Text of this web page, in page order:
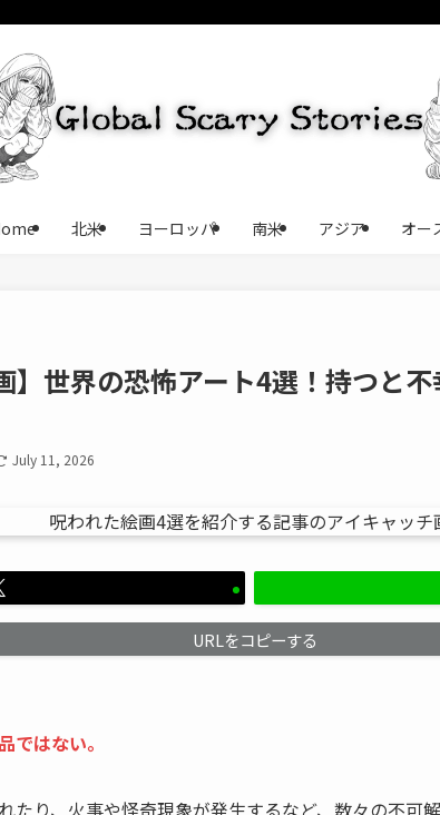
北米 ヨーロッパ 南米 アジア オー
】世界の恐怖アート4選！持つと
July 11, 2026
URLをコピーする
ではない。